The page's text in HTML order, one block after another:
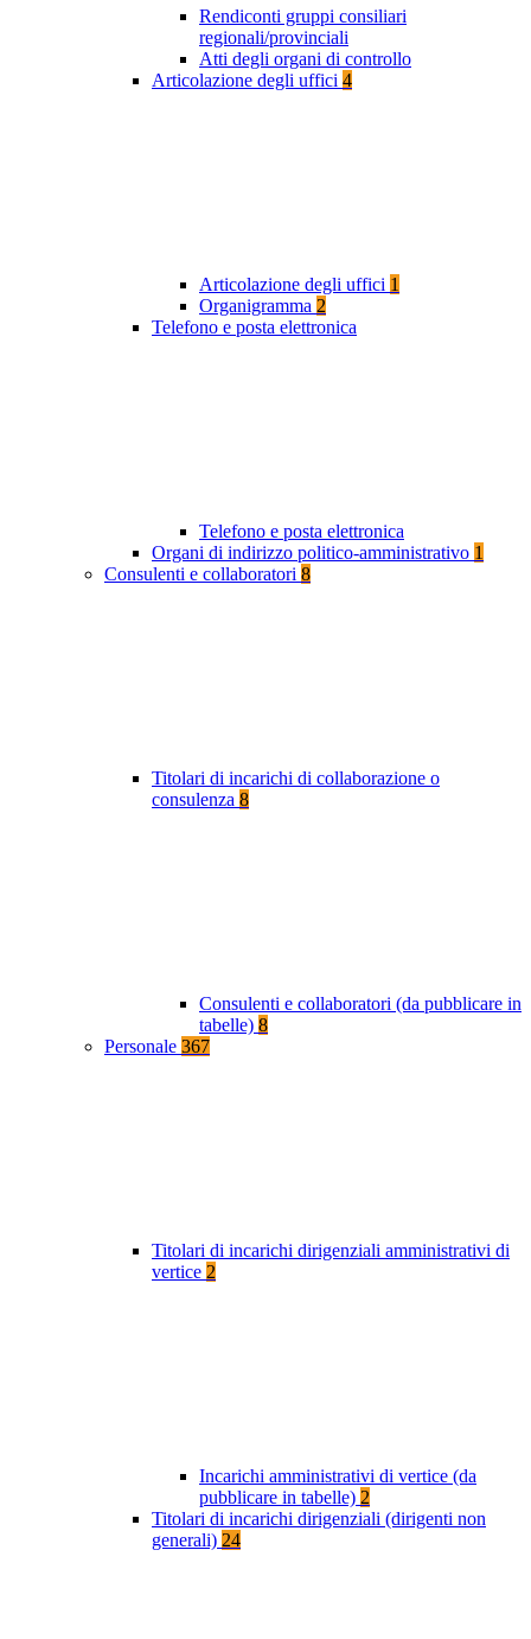
Rendiconti gruppi consiliari
regionali/provinciali
Atti degli organi di controllo
Articolazione degli uffici 4
Articolazione degli uffici 1
Organigramma 2
Telefono e posta elettronica
Telefono e posta elettronica
Organi di indirizzo politico-amministrativo 1
Consulenti e collaboratori 8
Titolari di incarichi di collaborazione o
consulenza 8
Consulenti e collaboratori (da pubblicare in
tabelle) 8
Personale 367
Titolari di incarichi dirigenziali amministrativi di
vertice 2
Incarichi amministrativi di vertice (da
pubblicare in tabelle) 2
Titolari di incarichi dirigenziali (dirigenti non
generali) 24